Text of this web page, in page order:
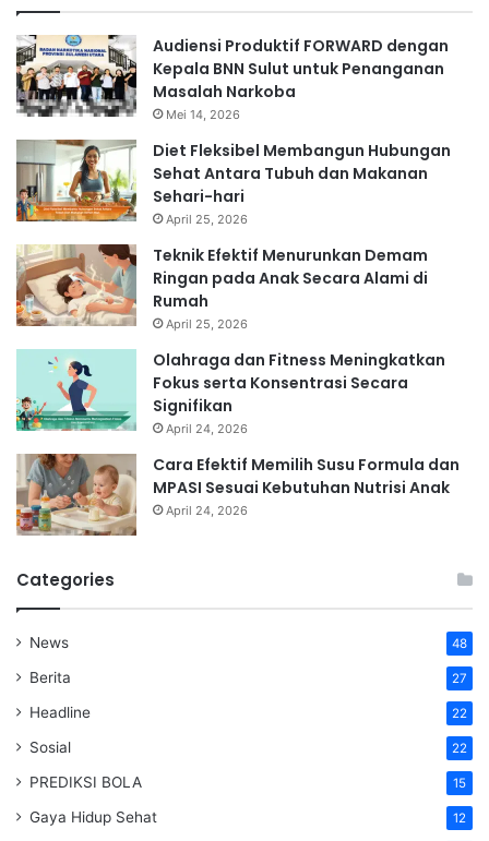
Audiensi Produktif FORWARD dengan
Kepala BNN Sulut untuk Penanganan
Masalah Narkoba
Mei 14, 2026
Diet Fleksibel Membangun Hubungan
Sehat Antara Tubuh dan Makanan
Sehari-hari
April 25, 2026
Teknik Efektif Menurunkan Demam
Ringan pada Anak Secara Alami di
Rumah
April 25, 2026
Olahraga dan Fitness Meningkatkan
Fokus serta Konsentrasi Secara
Signifikan
April 24, 2026
Cara Efektif Memilih Susu Formula dan
MPASI Sesuai Kebutuhan Nutrisi Anak
April 24, 2026
Categories
News 48
Berita 27
Headline 22
Sosial 22
PREDIKSI BOLA 15
Gaya Hidup Sehat 12